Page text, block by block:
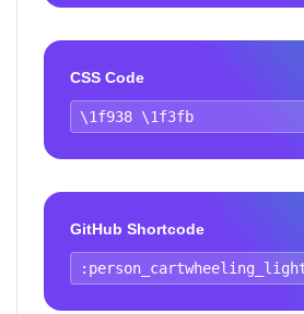
CSS Code
GitHub Shortcode